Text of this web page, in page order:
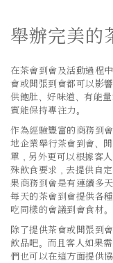
舉辦完美的
在茶會到會及活動過程
會或開張到會都可以影
供飽肚、好味道、有能
賓能保持專注力。
作為經驗豐富的商務到
地企業舉行茶會到會、
單，另外更可以根據客
殊飲食要求，去提供自
果商務到會是有連續多
每天的茶會到會提供各
吃同樣的會議到會食材。
除了提供茶會或開張到
飲品吧。而且客人如果
們也可以在這方面提供協